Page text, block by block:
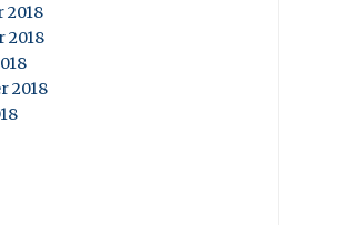
2018
2018
2018